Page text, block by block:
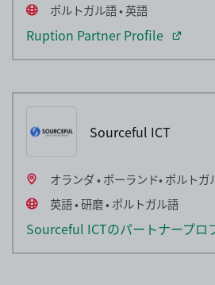
ポルトガル語 • 英語
Ruption Partner Profile
Sourceful ICT
オランダ • ポーランド• ポルトガ
英語 • 研磨 • ポルトガル語
Sourceful ICTのパートナープロ